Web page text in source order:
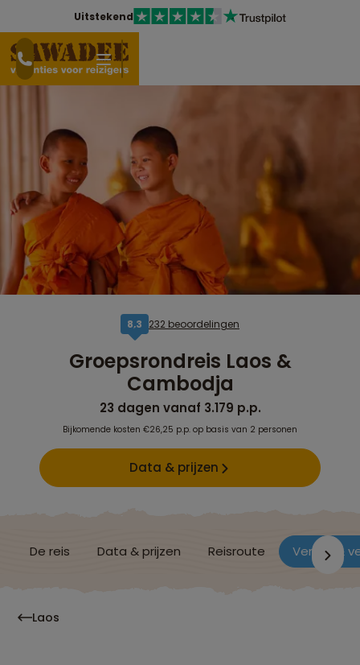
Uitstekend
8,3 232 beoordelingen
Groepsrondreis Laos &
Cambodja
23 dagen vanaf 3.179 p.p.
Bijkomende kosten €26,25 p.p. op basis van 2 personen
Data & prijzen
De reis Data & prijzen Reisroute Verblijf &
Laos